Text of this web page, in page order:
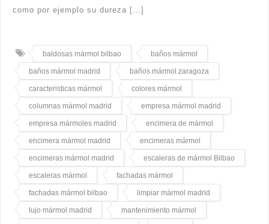
como por ejemplo su dureza […]
baldosas mármol bilbao baños mármol
baños mármol madrid baños mármol zaragoza
caracteristicas mármol colores mármol
columnas mármol madrid empresa mármol madrid
empresa mármoles madrid encimera de mármol
encimera mármol madrid encimeras mármol
encimeras mármol madrid escaleras de mármol Bilbao
escaleras mármol fachadas mármol
fachadas mármol bilbao limpiar mármol madrid
lujo mármol madrid mantenimiento mármol